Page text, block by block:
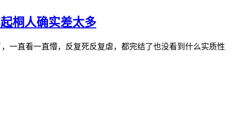
桐人确实差太多
一直看一直懵，反复死反复虐，都完结了也没看到什么实质性